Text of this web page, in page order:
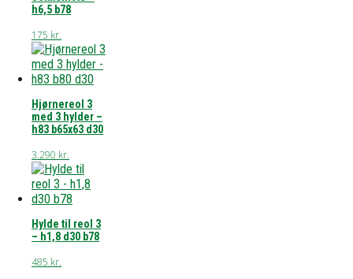
h6,5 b78
175 kr.
Hjørnereol 3
med 3 hylder –
h83 b65x63 d30
3.290 kr.
Hylde til reol 3
– h1,8 d30 b78
485 kr.